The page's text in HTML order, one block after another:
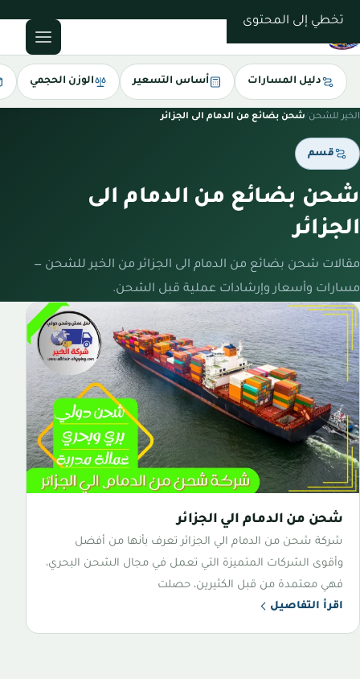
تخطي إلى المحتوى
دليل المسارات أساس التسعير الوزن الحجمي
الخير للشحن/شحن بضائع من الدمام الى الجزائر
قسم
شحن بضائع من الدمام الى
الجزائر
مقالات شحن بضائع من الدمام الى الجزائر من الخير للشحن —
مسارات وأسعار وإرشادات عملية قبل الشحن.
شحن من الدمام الي الجزائر
شركة شحن من الدمام الي الجزائر تعرف بأنها من أفضل
وأقوى الشركات المتميزة التي تعمل في مجال الشحن البحري،
فهي معتمدة من قبل الكثيرين، حصلت
اقرأ التفاصيل